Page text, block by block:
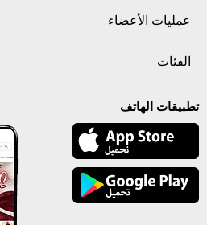
عمليات الأعضاء
الفئات
تطبيقات الهاتف